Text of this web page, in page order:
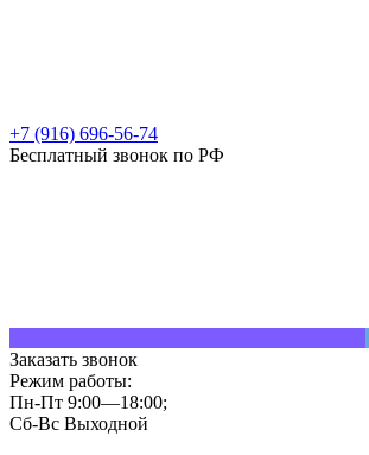
+7 (916) 696-56-74
Бесплатный звонок по РФ
Заказать звонок
Режим работы:
Пн-Пт 9:00—18:00;
Сб-Вс Выходной